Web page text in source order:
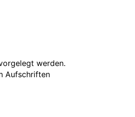
werden.
Aufschriften